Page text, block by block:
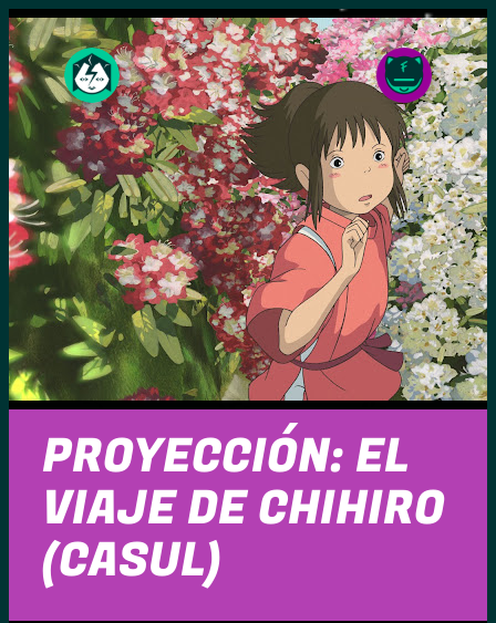
Saltar
al
contenido
PROYECCIÓN: EL
VIAJE DE CHIHIRO
(CASUL)